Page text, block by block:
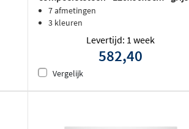
7 afmetingen
3 kleuren
Levertijd: 1 week
582,40
Vergelijk